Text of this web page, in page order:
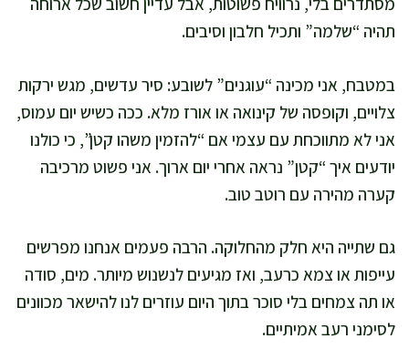
תהיה “שלמה” ותכיל חלבון וסיבים.
במטבח, אני מכינה “עוגנים” לשובע: סיר עדשים, מגש ירקות
צלויים, וקופסה של קינואה או אורז מלא. ככה כשיש יום עמוס,
אני לא מתווכחת עם עצמי אם “להזמין משהו קטן”, כי כולנו
יודעים איך “קטן” נראה אחרי יום ארוך. אני פשוט מרכיבה
קערה מהירה עם רוטב טוב.
גם שתייה היא חלק מהחלוקה. הרבה פעמים אנחנו מפרשים
עייפות או צמא כרעב, ואז מגיעים לנשנוש מיותר. מים, סודה
או תה צמחים בלי סוכר בתוך היום עוזרים לנו להישאר מכוונים
לסימני רעב אמיתיים.